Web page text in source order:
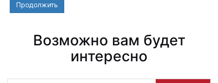
Продолжить
Возможно вам будет
интересно